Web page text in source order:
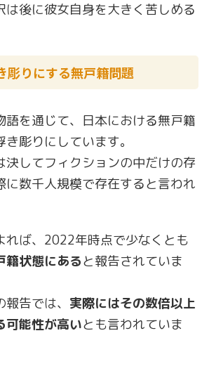
は後に彼女自身を大きく苦しめる
彫りにする無戸籍問題
語を通じて、日本における無戸籍
彫りにしています。
決してフィクションの中だけの存
に数千人規模で存在すると言われ
れば、2022年時点で少なくとも
状態にあると報告されていま
告では、 実際にはその数倍以上
可能性が高いとも言われていま